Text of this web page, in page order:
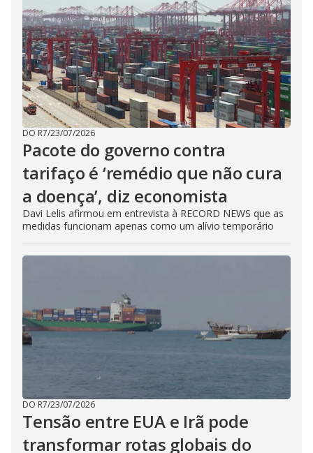
DO R7/23/07/2026
Pacote do governo contra
tarifaço é ‘remédio que não cura
a doença’, diz economista
Davi Lelis afirmou em entrevista à RECORD NEWS que as
medidas funcionam apenas como um alívio temporário
DO R7/23/07/2026
Tensão entre EUA e Irã pode
transformar rotas globais do